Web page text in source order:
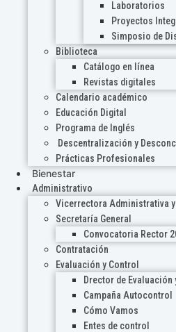
Laboratorios
Proyectos
Simposio de
Biblioteca
Catálogo en línea
Revistas digitales
Calendario académico
Educación Digital
Programa de Inglés
Descentralización y
Prácticas Profesionales
Bienestar
Administrativo
Vicerrectora Administrativa
Secretaría General
Convocatoria Rector
Contratación
Evaluación y Control
Drector de Evaluación
Campaña Autocontrol
Cómo Vamos
Entes de control